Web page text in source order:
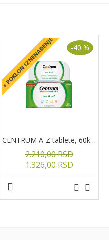
+ POKLON IZNENAĐENJE -40 %
CENTRUM A-Z tablete, 60kom
1.326,00 RSD
2.210,00 RSD